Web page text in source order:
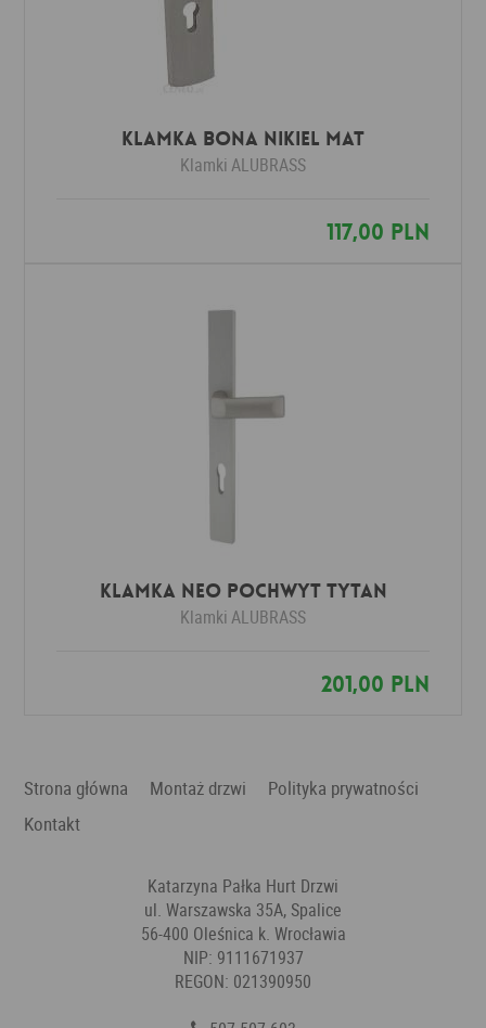
Klamka BONA nikiel mat
KlamkiALUBRASS
117,00 PLN
Klamka NEO POCHWYT tytan
KlamkiALUBRASS
201,00 PLN
Strona główna Montaż drzwi
Polityka prywatności
Kontakt
Katarzyna Pałka Hurt Drzwi
ul. Warszawska 35A, Spalice
56-400 Oleśnica k. Wrocławia
NIP: 9111671937
REGON: 021390950